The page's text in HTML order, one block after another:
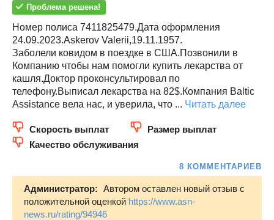
Проблема решена!
Номер полиса 7411825479.Дата оформления
24.09.2023.Askerov Valerii,19.11.1957.
Заболели ковидом в поездке в США.Позвонили в
Компанию чтобы нам помогли купить лекарства от
кашля.Доктор проконсультировал по
телефону.Выписал лекарства на 82$.Компания Baltic
Assistance вела нас, и уверила, что ... Читать далее
Скорость выплат
Размер выплат
Качество обслуживания
8 КОММЕНТАРИЕВ
Администратор: Автором оставлен новый отзыв с
положительной оценкой https://www.asn-
news.ru/rating/94946